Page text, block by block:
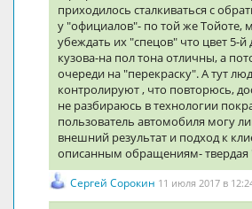
приходилось сталкиваться с
у "официалов"- по той же Тойоте,
убеждать их "спецов" что цвет 5-й
кузова-на пол тона отличны, а
очереди на "перекраску". А тут
контролируют , что повторюсь,
не разбираюсь в технологии
пользователь автомобиля могу
внешний результат и подход к
описанным обращениям- твердая
Сергей Сорокин 11 июля 2017 в